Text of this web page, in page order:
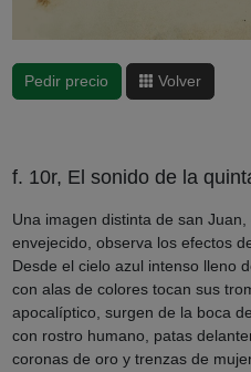
Pedir precio Volver
f. 10r, El sonido de la
Una imagen distinta de san
envejecido, observa los efectos
Desde el cielo azul intenso lleno
con alas de colores tocan sus
apocalíptico, surgen de la boca
con rostro humano, patas
coronas de oro y trenzas de